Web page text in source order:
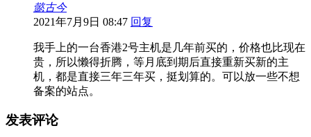
懿古今
2021年7月9日 08:47 回复
我手上的一台香港2号主机是几年前买的，价格也比现在
贵，所以懒得折腾，等月底到期后直接重新买新的主
机，都是直接三年三年买，挺划算的。可以放一些不想
备案的站点。
发表评论